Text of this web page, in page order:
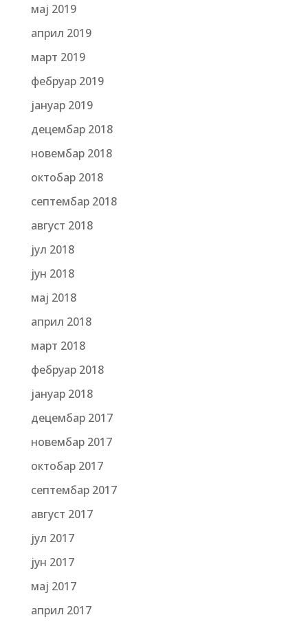
мај 2019
април 2019
март 2019
фебруар 2019
јануар 2019
децембар 2018
новембар 2018
октобар 2018
септембар 2018
август 2018
јул 2018
јун 2018
мај 2018
април 2018
март 2018
фебруар 2018
јануар 2018
децембар 2017
новембар 2017
октобар 2017
септембар 2017
август 2017
јул 2017
јун 2017
мај 2017
април 2017